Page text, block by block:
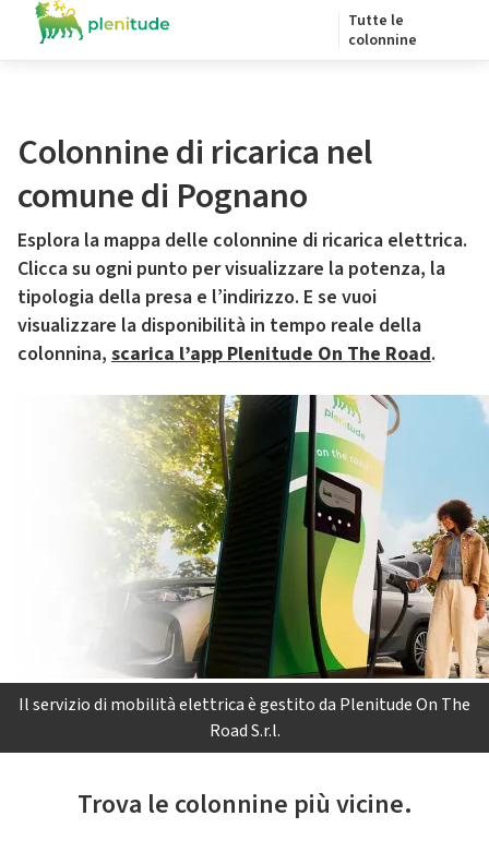
Tutte le
colonnine
Colonnine di ricarica nel
comune di Pognano
Esplora la mappa delle colonnine di ricarica elettrica.
Clicca su ogni punto per visualizzare la potenza, la
tipologia della presa e l’indirizzo. E se vuoi
visualizzare la disponibilità in tempo reale della
colonnina, scarica l’app Plenitude On The Road.
Il servizio di mobilità elettrica è gestito da Plenitude On The
Road S.r.l.
Trova le colonnine più vicine.